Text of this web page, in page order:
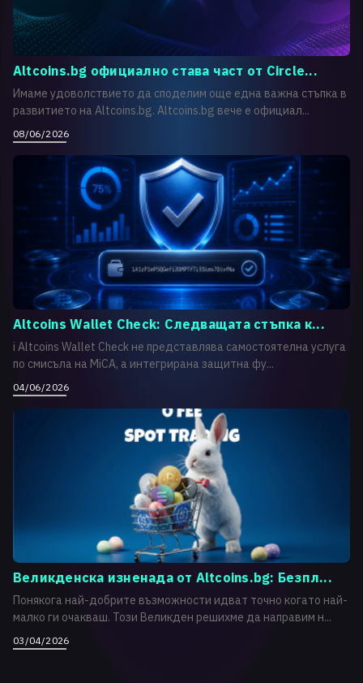
Altcoins.bg официално става част от Circle...
Имаме удоволствието да споделим още една важна стъпка в
развитието на Altcoins.bg. Altcoins.bg вече е официал...
08/06/2026
Altcoins Wallet Check: Следващата стъпка к...
i Altcoins Wallet Check не представлява самостоятелна услуга
по смисъла на MiCA, а интегрирана защитна фу...
04/06/2026
Великденска изненада от Altcoins.bg: Безпл...
Понякога най-добрите възможности идват точно когато най-
малко ги очакваш. Този Великден решихме да направим н...
03/04/2026